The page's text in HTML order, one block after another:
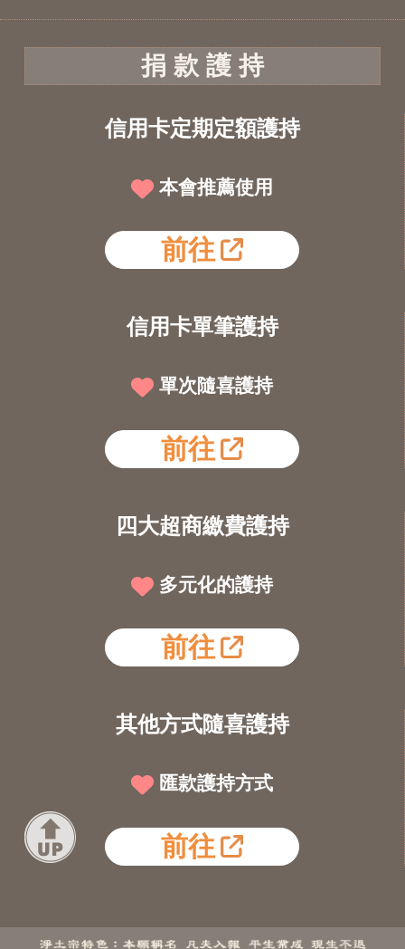
捐 款 護 持
信用卡定期定額護持
本會推薦使用
前往
信用卡單筆護持
單次隨喜護持
前往
四大超商繳費護持
多元化的護持
前往
其他方式隨喜護持
匯款護持方式
前往